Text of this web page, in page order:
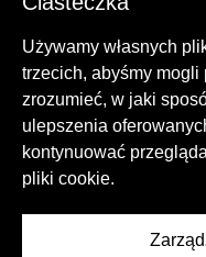
Kupowanie domu
Sprzedaż
Usługa wyszukiwania
BLOG
Blog
Regiony na całym świecie
Używamy własnych
trzecich, abyśmy
zrozumieć, w jaki
ulepszenia
kontynuować
pliki cookie.